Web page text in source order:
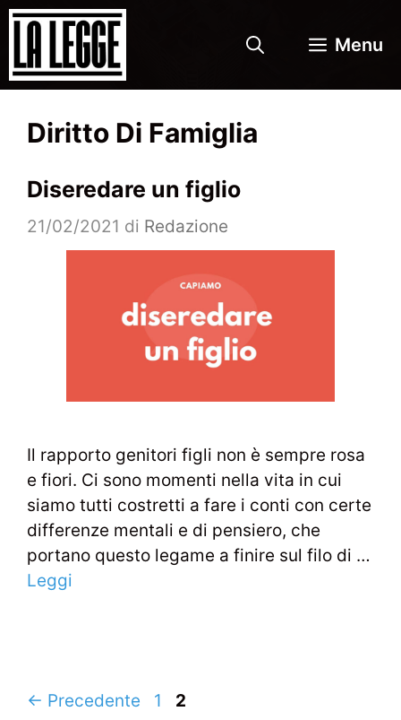
Vai
contenuto
Menu
Diritto Di Famiglia
Diseredare un figlio
21/02/2021 di Redazione
Il rapporto genitori figli non è sempre rosa
e fiori. Ci sono momenti nella vita in cui
siamo tutti costretti a fare i conti con certe
differenze mentali e di pensiero, che
portano questo legame a finire sul filo di …
Leggi
Navigazione
← Precedente Pagina
1 Pagina
2